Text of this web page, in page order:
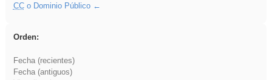
CCo Dominio Público
Orden:
Fecha (recientes)
Fecha (antiguos)